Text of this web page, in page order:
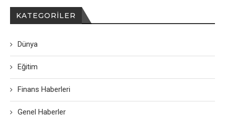
KATEGORILER
Dünya
Eğitim
Finans Haberleri
Genel Haberler